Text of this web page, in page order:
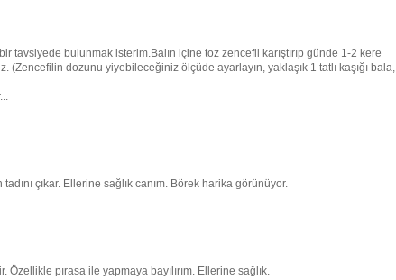
tavsiyede bulunmak isterim.Balın içine toz zencefil karıştırıp günde 1-2 kere
(Zencefilin dozunu yiyebileceğiniz ölçüde ayarlayın, yaklaşık 1 tatlı kaşığı bala,
çıkar. Ellerine sağlık canım. Börek harika görünüyor.
pırasa ile yapmaya bayılırım. Ellerine sağlık.